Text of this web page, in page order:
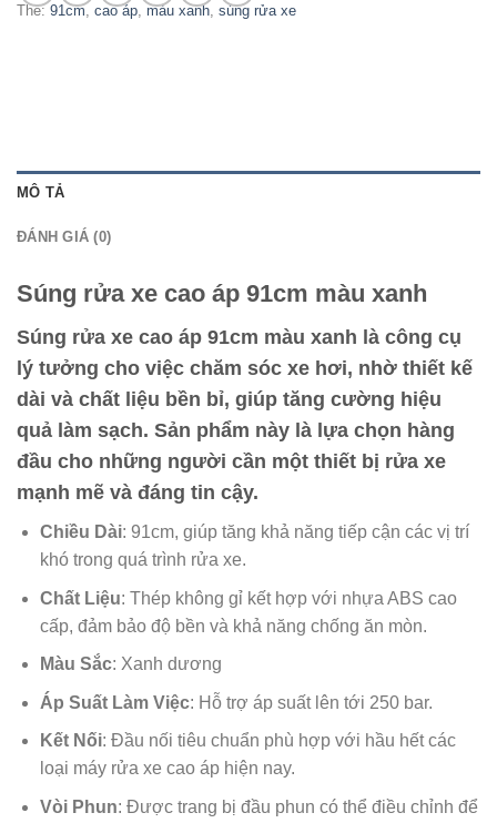
Thẻ: 91cm cao áp màu xanh súng rửa xe
MÔ TẢ
ĐÁNH GIÁ (0)
Súng rửa xe cao áp 91cm màu xanh
Súng rửa xe cao áp 91cm màu xanh là công cụ
lý tưởng cho việc chăm sóc xe hơi, nhờ thiết kế
dài và chất liệu bền bỉ, giúp tăng cường hiệu
quả làm sạch. Sản phẩm này là lựa chọn hàng
đầu cho những người cần một thiết bị rửa xe
mạnh mẽ và đáng tin cậy.
Chiều Dài: 91cm, giúp tăng khả năng tiếp cận các vị trí
khó trong quá trình rửa xe.
Chất Liệu: Thép không gỉ kết hợp với nhựa ABS cao
cấp, đảm bảo độ bền và khả năng chống ăn mòn.
Màu Sắc: Xanh dương
Áp Suất Làm Việc: Hỗ trợ áp suất lên tới 250 bar.
Kết Nối: Đầu nối tiêu chuẩn phù hợp với hầu hết các
loại máy rửa xe cao áp hiện nay.
Vòi Phun: Được trang bị đầu phun có thể điều chỉnh để